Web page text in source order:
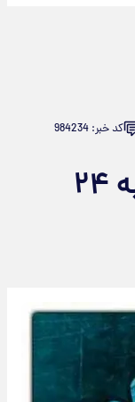
کد خبر: 984234
فال روزانه واقعی یکشنبه ۲۴